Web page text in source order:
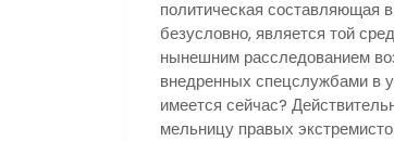
политическая составляющая
безусловно, является той
нынешним расследованием
внедренных спецслужбами в
имеется сейчас?
мельницу правых